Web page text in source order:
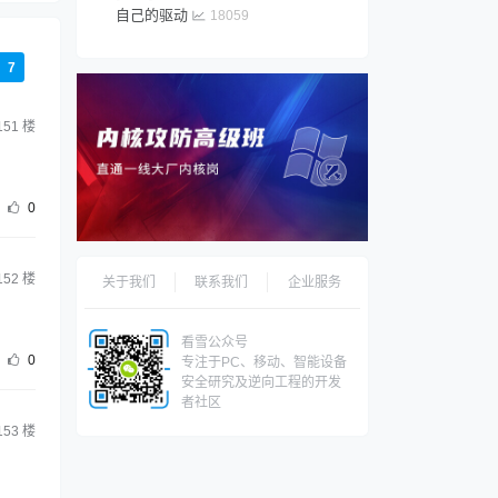
7
楼
0
楼
0
楼
自己的驱动
18059
关于我们 联系我们 企业服务
看雪公众号
专注于PC、移动、智能设备
安全研究及逆向工程的开发
者社区